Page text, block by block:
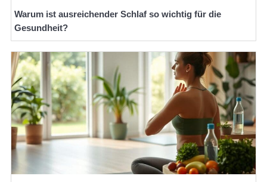
Warum ist ausreichender Schlaf so wichtig für die
Gesundheit?